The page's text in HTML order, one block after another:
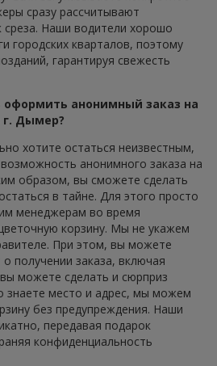
сразу рассчитывают
среза. Наши водители хорошо
городских кварталов, поэтому
гарантируя свежесть
оформить анонимный заказ на
г. Дымер?
хотите остаться неизвестным,
анонимного заказа на
образом, вы сможете сделать
в тайне. Для этого просто
менеджерам во время
корзину. Мы не укажем
При этом, вы можете
получении заказа, включая
можете сделать и сюрприз
знаете место и адрес, мы можем
без предупреждения. Наши
передавая подарок
конфиденциальность